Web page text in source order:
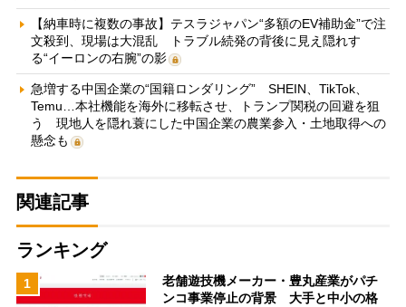
【納車時に複数の事故】テスラジャパン“多額のEV補助金”で注
文殺到、現場は大混乱 トラブル続発の背後に見え隠れす
る“イーロンの右腕”の影
急増する中国企業の“国籍ロンダリング” SHEIN、TikTok、
Temu…本社機能を海外に移転させ、トランプ関税の回避を狙
う 現地人を隠れ蓑にした中国企業の農業参入・土地取得への
懸念も
関連記事
ランキング
1
老舗遊技機メーカー・豊丸産業がパチ
ンコ事業停止の背景 大手と中小の格